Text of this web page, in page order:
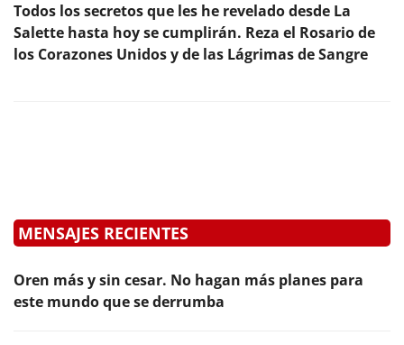
Todos los secretos que les he revelado desde La
Salette hasta hoy se cumplirán. Reza el Rosario de
los Corazones Unidos y de las Lágrimas de Sangre
MENSAJES RECIENTES
Oren más y sin cesar. No hagan más planes para
este mundo que se derrumba